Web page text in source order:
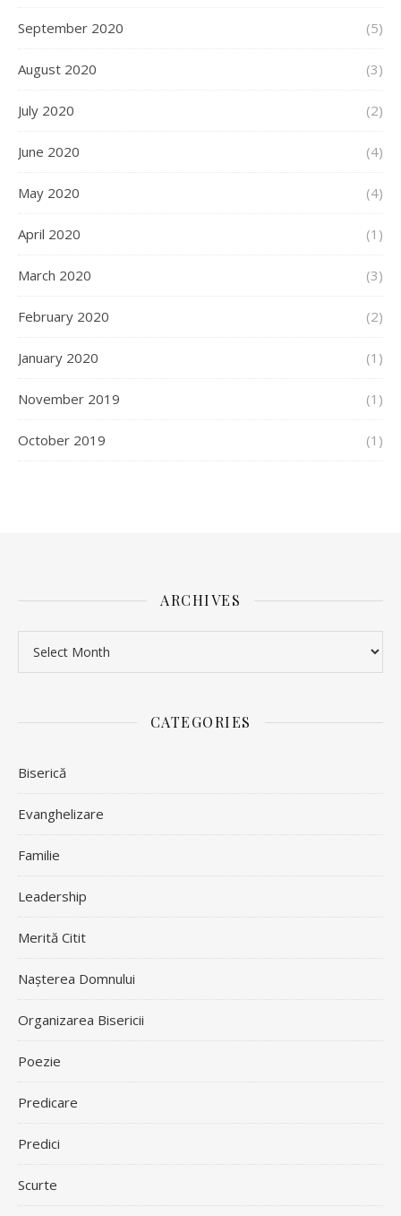
September 2020 (5)
August 2020 (3)
July 2020 (2)
June 2020 (4)
May 2020 (4)
April 2020 (1)
March 2020 (3)
February 2020 (2)
January 2020 (1)
November 2019 (1)
October 2019 (1)
ARCHIVES
CATEGORIES
Biserică
Evanghelizare
Familie
Leadership
Merită Citit
Nașterea Domnului
Organizarea Bisericii
Poezie
Predicare
Predici
Scurte